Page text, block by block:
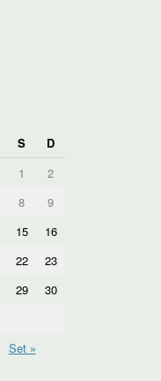
S
D
1
2
8 9
15
16
22
23
29
30
Set »